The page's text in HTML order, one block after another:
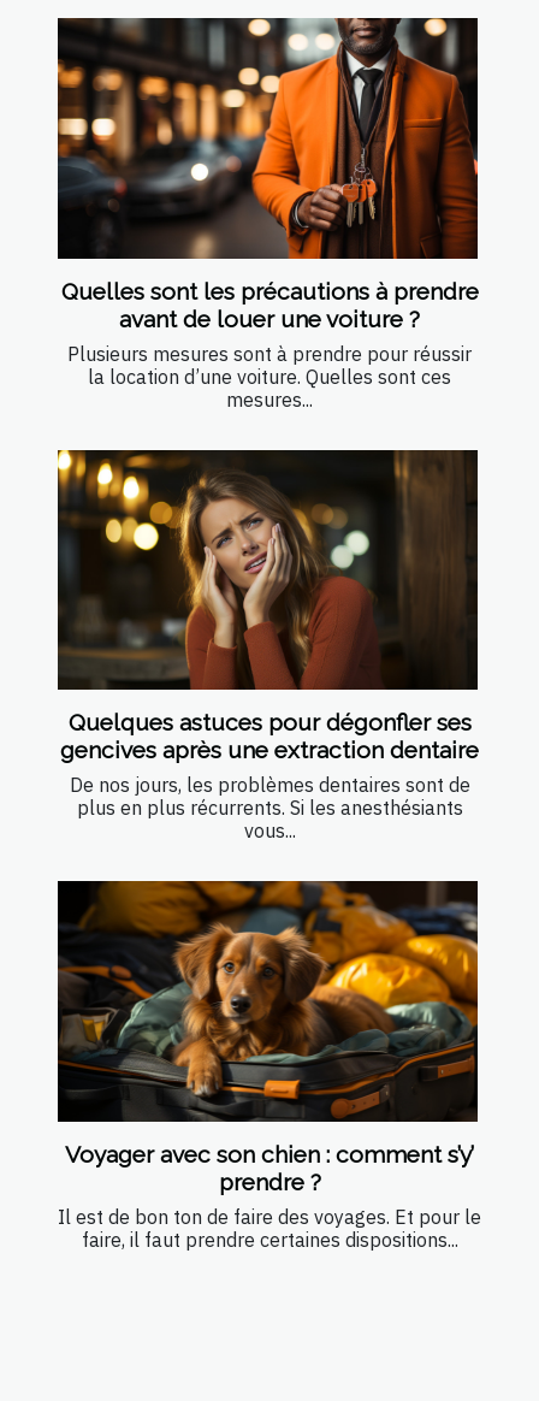
Quelles sont les précautions à prendre
avant de louer une voiture ?
Plusieurs mesures sont à prendre pour réussir
la location d’une voiture. Quelles sont ces
mesures...
Quelques astuces pour dégonfler ses
gencives après une extraction dentaire
De nos jours, les problèmes dentaires sont de
plus en plus récurrents. Si les anesthésiants
vous...
Voyager avec son chien : comment s’y’
prendre ?
Il est de bon ton de faire des voyages. Et pour le
faire, il faut prendre certaines dispositions...